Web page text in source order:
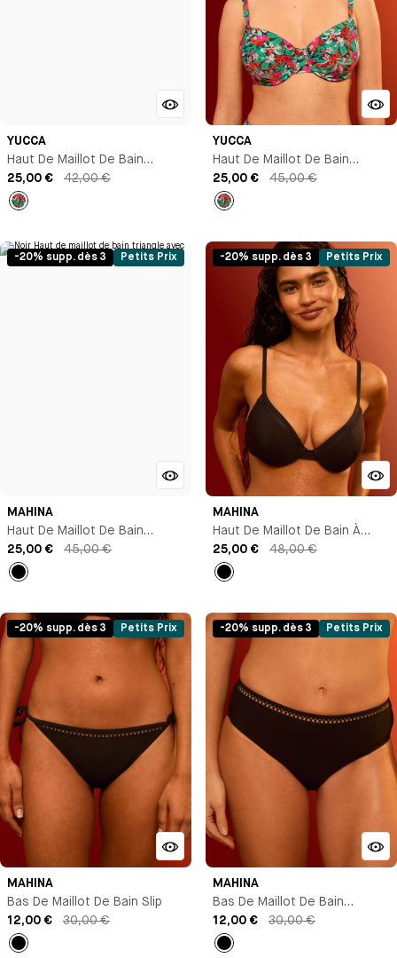
YUCCA
Haut De Maillot De Bain
Triangle Avec Armature
25,00 € 42,00 €
Imprimé
YUCCA
Haut De Maillot De Bain
Corbeille
25,00 € 45,00 €
Imprimé
-20% supp. dès 3 Petits Prix
MAHINA
Haut De Maillot De Bain
Triangle Avec Armature
25,00 € 45,00 €
Noir
-20% supp. dès 3 Petits Prix
MAHINA
Haut De Maillot De Bain À
Coques
25,00 € 48,00 €
Noir
-20% supp. dès 3 Petits Prix
MAHINA
Bas De Maillot De Bain Slip
12,00 €
30,00 €
-20% supp. dès 3 Petits Prix
MAHINA
Bas De Maillot De Bain
Culotte Échancrée
12,00 € 30,00 €